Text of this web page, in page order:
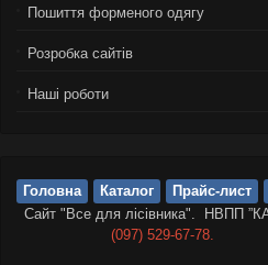
Пошиття форменого одягу
Розробка сайтів
Нашi роботи
Головна Каталог Прайс-лист
Сайт "Все для лісівника". НВПП
(097) 529-67-78.